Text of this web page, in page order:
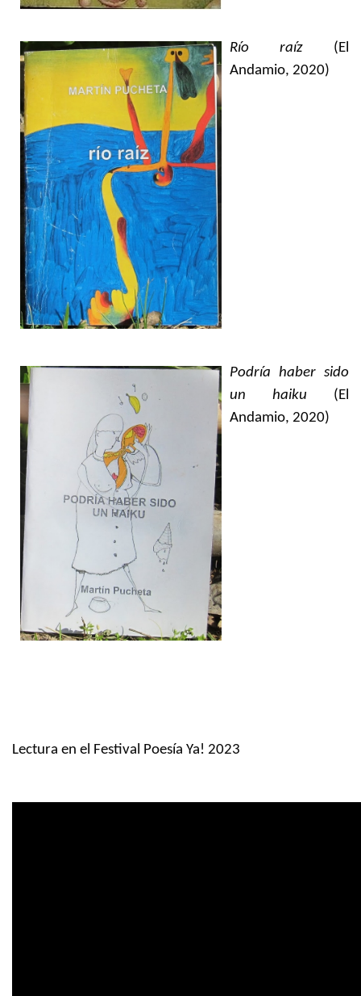
Río raíz (El
Andamio, 2020)
Podría haber sido
un haiku (El
Andamio, 2020)
Lectura en el Festival Poesía Ya! 2023